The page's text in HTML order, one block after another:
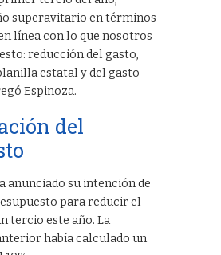
superavitario en términos
línea con lo que nosotros
reducción del gasto,
estatal y del gasto
Espinoza.
del
anunciado su intención de
para reducir el
tercio este año. La
había calculado un